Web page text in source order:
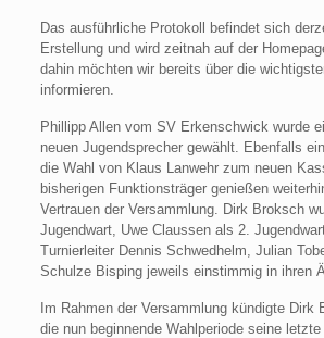
Das ausführliche Protokoll befindet sich
Erstellung und wird zeitnah auf der
dahin möchten wir bereits über die
informieren.
Phillipp Allen vom SV Erkenschwick wurde
neuen Jugendsprecher gewählt. Ebenfalls
die Wahl von Klaus Lanwehr zum neuen
bisherigen Funktionsträger genießen
Vertrauen der Versammlung. Dirk Broksch
Jugendwart, Uwe Claussen als 2.
Turnierleiter Dennis Schwedhelm, Julian
Schulze Bisping jeweils einstimmig in ihren
Im Rahmen der Versammlung kündigte Dirk
die nun beginnende Wahlperiode seine